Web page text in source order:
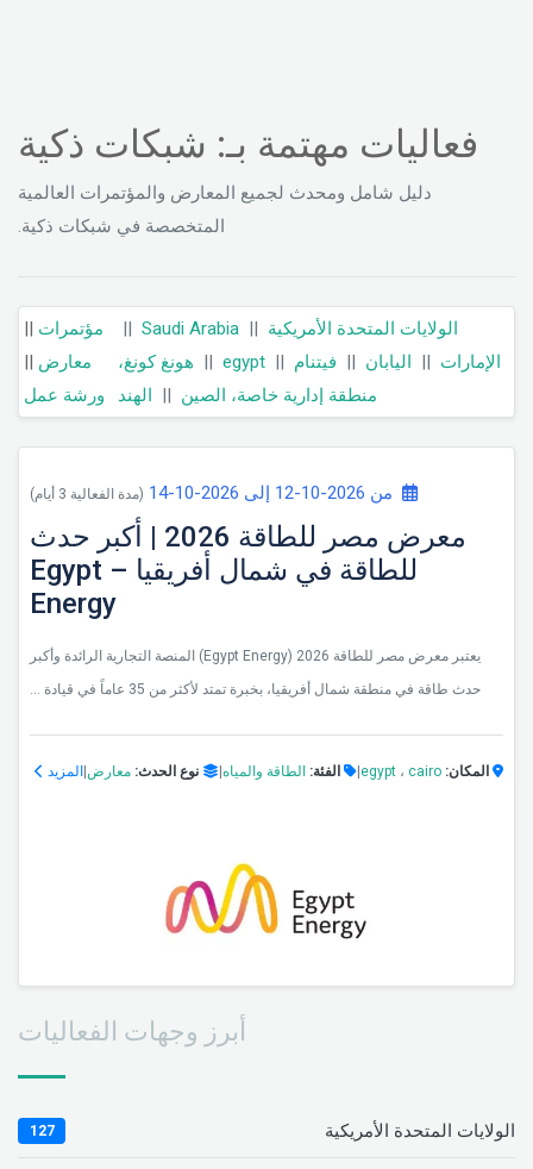
فعاليات مهتمة بـ: شبكات ذكية
دليل شامل ومحدث لجميع المعارض والمؤتمرات العالمية
المتخصصة في شبكات ذكية.
الولايات المتحدة الأمريكية ||
Saudi Arabia
||
الإمارات || اليابان || فيتنام ||
egypt
|| هونغ كونغ،
منطقة إدارية خاصة، الصين || الهند
مؤتمرات ||
معارض ||
ورشة عمل
من 2026-10-12 إلى 2026-10-14 (مدة الفعالية 3 أيام)
معرض مصر للطاقة 2026 | أكبر حدث
للطاقة في شمال أفريقيا – Egypt
Energy
يعتبر معرض مصر للطاقة 2026 (Egypt Energy) المنصة التجارية الرائدة وأكبر
حدث طاقة في منطقة شمال أفريقيا، بخبرة تمتد لأكثر من 35 عاماً في قيادة ...
المكان: egypt ، cairo الفئة: الطاقة والمياه نوع الحدث: معارض المزيد
أبرز وجهات الفعاليات
الولايات المتحدة الأمريكية 127